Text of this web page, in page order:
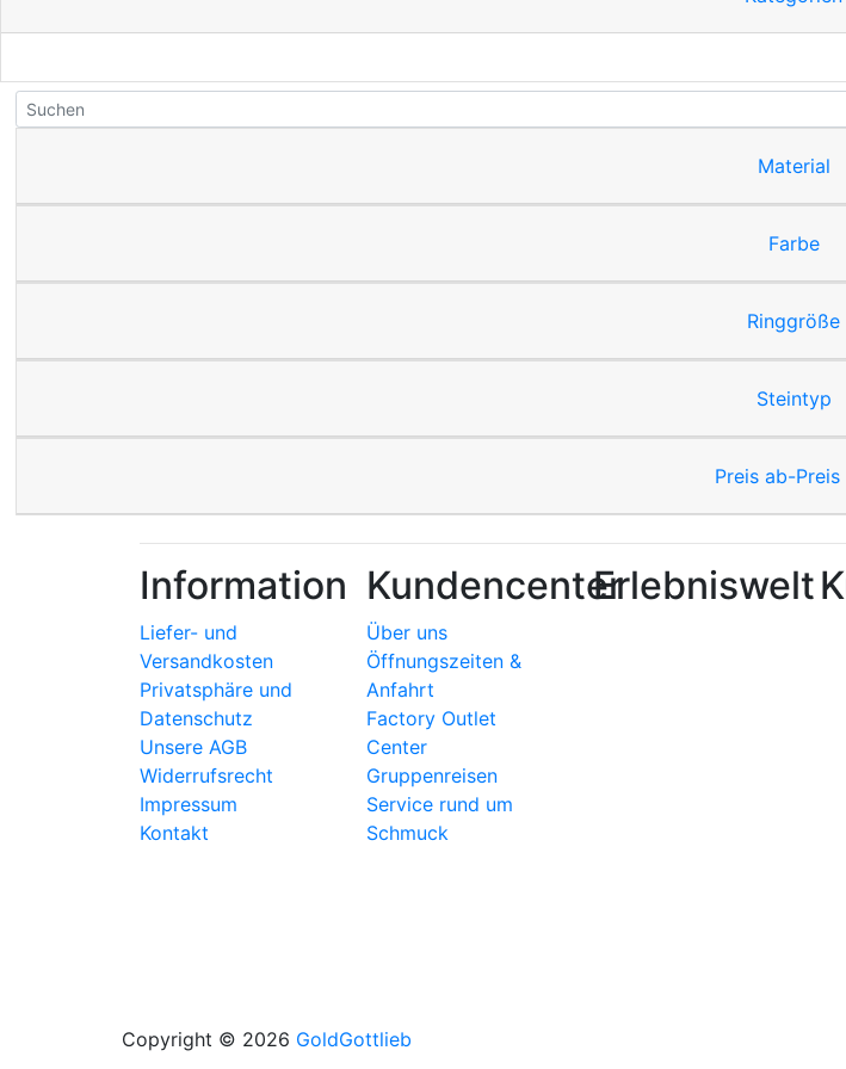
Material
Farbe
Ringgröße
Steintyp
Preis ab-Preis
Information
Liefer- und
Versandkosten
Privatsphäre und
Datenschutz
Unsere AGB
Widerrufsrecht
Impressum
Kontakt
Kundencenter
Über uns
Öffnungszeiten &
Anfahrt
Factory Outlet
Center
Gruppenreisen
Service rund um
Schmuck
Erlebniswelt
Copyright © 2026 GoldGottlieb